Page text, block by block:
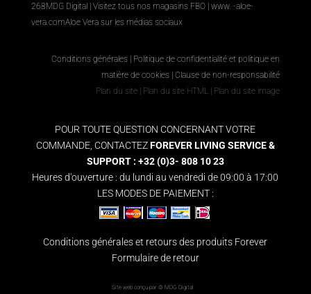
268MDG Digital| Visitez tous nos magasins FBO| www. -aloe-
vera.comAloe Vera sur les médias sociaux
Conditions générales | Politique de confidentialité et politique en
matière de cookies |Clause de non-responsabilité
Plan du site | Plan du site HTML | Plan du site image
POUR TOUTE QUESTION CONCERNANT VOTRE
COMMANDE, CONTACTEZFOREVER LIVING SERVICE &
SUPPORT : +32 (0)3- 808 10 23
Heures d'ouverture : du lundi au vendredi de 09:00 à 17:00
LES MODES DE PAIEMENT :
Conditions générales et retours des produits Forever
Formulaire de retour
Site web conçu par © MDG Digital